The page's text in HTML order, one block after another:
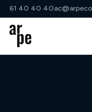
61 40 40 40